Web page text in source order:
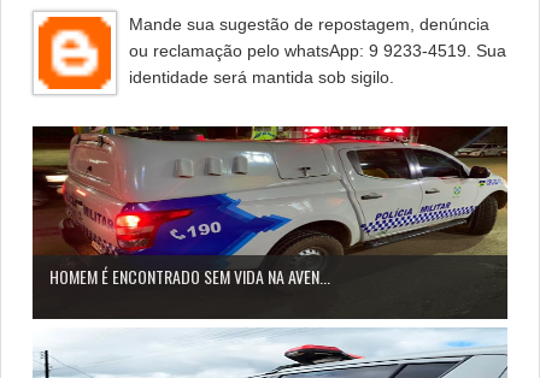
Mande sua sugestão de repostagem, denúncia
ou reclamação pelo whatsApp: 9 9233-4519. Sua
identidade será mantida sob sigilo.
HOMEM É ENCONTRADO SEM VIDA NA AVEN...